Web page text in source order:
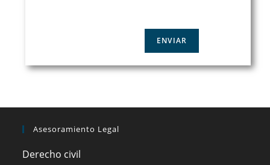
Asesoramiento Legal
Derecho civil